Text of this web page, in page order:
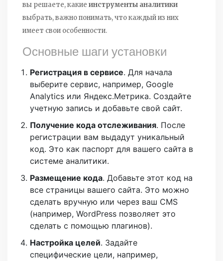
вы решаете, какие инструменты аналитики
выбрать, важно понимать, что каждый из них
имеет свои особенности.
Основные шаги установки
Регистрация в сервисе. Для начала
выберите сервис, например, Google
Analytics или Яндекс.Метрика. Создайте
учетную запись и добавьте свой сайт.
Получение кода отслеживания. После
регистрации вам выдадут уникальный
код. Это как паспорт для вашего сайта в
системе аналитики.
Размещение кода. Добавьте этот код на
все страницы вашего сайта. Это можно
сделать вручную или через ваш CMS
(например, WordPress позволяет это
сделать с помощью плагинов).
Настройка целей. Задайте
специфические цели, например,